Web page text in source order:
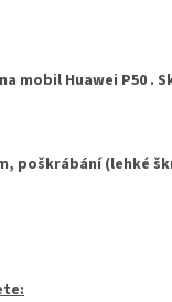
mobil Huawei P50 .
poškrábání (lehké